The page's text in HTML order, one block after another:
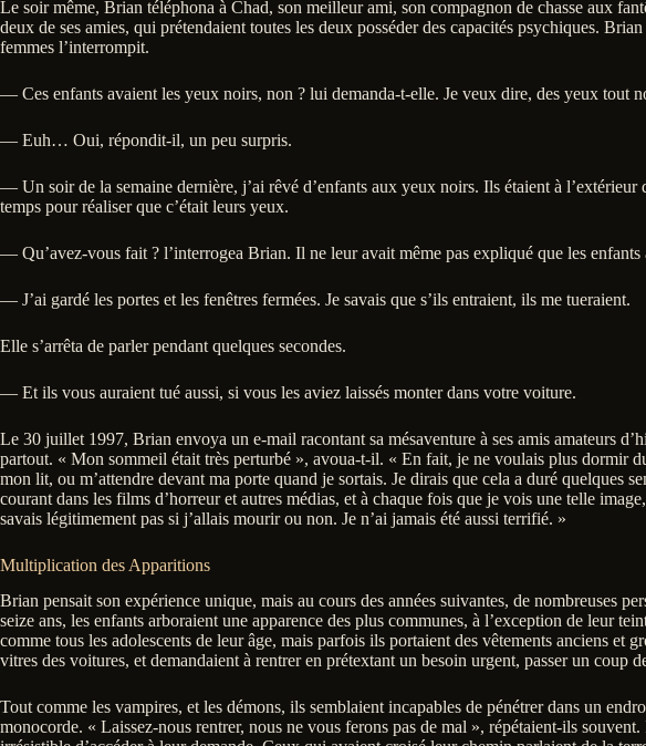
Le soir même, Brian téléphona à Chad, son meilleur ami, son compagnon de chasse aux
deux de ses amies, qui prétendaient toutes les deux posséder des capacités psychiques.
femmes l’interrompit.
— Ces enfants avaient les yeux noirs, non ? lui demanda-t-elle. Je veux dire, des yeux tout
— Euh… Oui, répondit-il, un peu surpris.
— Un soir de la semaine dernière, j’ai rêvé d’enfants aux yeux noirs. Ils étaient à
temps pour réaliser que c’était leurs yeux.
— Qu’avez-vous fait ? l’interrogea Brian. Il ne leur avait même pas expliqué que les enfants
— J’ai gardé les portes et les fenêtres fermées. Je savais que s’ils entraient, ils me tueraient.
Elle s’arrêta de parler pendant quelques secondes.
— Et ils vous auraient tué aussi, si vous les aviez laissés monter dans votre voiture.
Le 30 juillet 1997, Brian envoya un e-mail racontant sa mésaventure à ses amis amateurs
partout. « Mon sommeil était très perturbé », avoua-t-il. « En fait, je ne voulais plus dormir
mon lit, ou m’attendre devant ma porte quand je sortais. Je dirais que cela a duré quelques
courant dans les films d’horreur et autres médias, et à chaque fois que je vois une telle
savais légitimement pas si j’allais mourir ou non. Je n’ai jamais été aussi terrifié. »
Multiplication des Apparitions
Brian pensait son expérience unique, mais au cours des années suivantes, de nombreuses
seize ans, les enfants arboraient une apparence des plus communes, à l’exception de leur
comme tous les adolescents de leur âge, mais parfois ils portaient des vêtements anciens
vitres des voitures, et demandaient à rentrer en prétextant un besoin urgent, passer un
Tout comme les vampires, et les démons, ils semblaient incapables de pénétrer dans un
monocorde. « Laissez-nous rentrer, nous ne vous ferons pas de mal », répétaient-ils